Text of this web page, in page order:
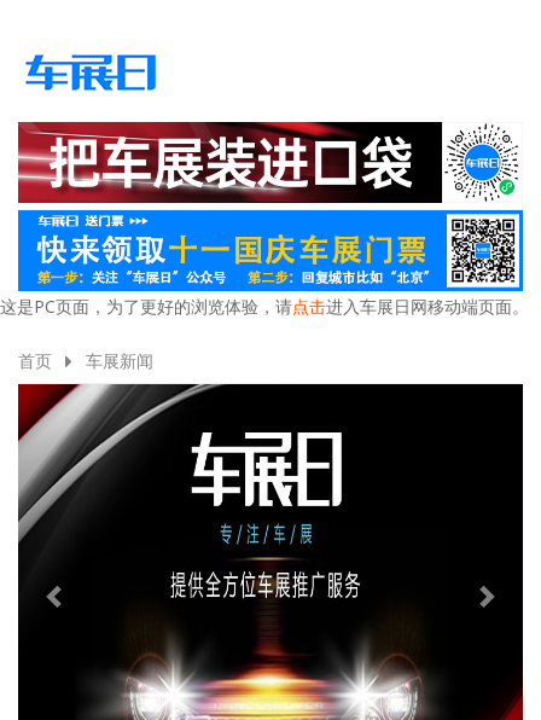
这是PC页面，为了更好的浏览体验，请点击进入车展日网移动端页面。
首页 车展新闻
Previous